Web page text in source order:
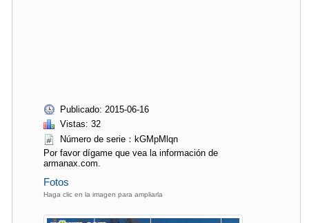
Publicado: 2015-06-16
Vistas: 32
Número de serie：kGMpMlqn
Por favor dígame que vea la información de
armanax.com.
Fotos
Haga clic en la imagen para ampliarla